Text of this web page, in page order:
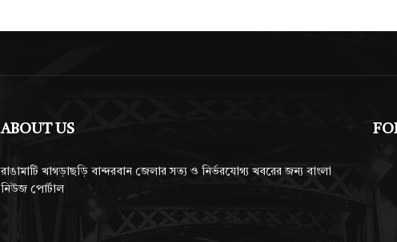
ABOUT US
রাঙামাটি খাগড়াছড়ি বান্দরবান জেলার সত্য ও নির্ভরযোগ্য খবরের জন্য বাংলা
নিউজ পোর্টাল